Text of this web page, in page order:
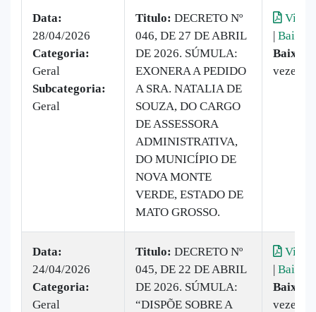
Data:
28/04/2026
Categoria:
Geral
Subcategoria:
Geral
Titulo: DECRETO Nº
046, DE 27 DE ABRIL
DE 2026. SÚMULA:
EXONERA A PEDIDO
A SRA. NATALIA DE
SOUZA, DO CARGO
DE ASSESSORA
ADMINISTRATIVA,
DO MUNICÍPIO DE
NOVA MONTE
VERDE, ESTADO DE
MATO GROSSO.
| Baixar
vezes
Data:
24/04/2026
Categoria:
Geral
Titulo: DECRETO Nº
045, DE 22 DE ABRIL
DE 2026. SÚMULA:
“DISPÕE SOBRE A
| Baixar
vezes